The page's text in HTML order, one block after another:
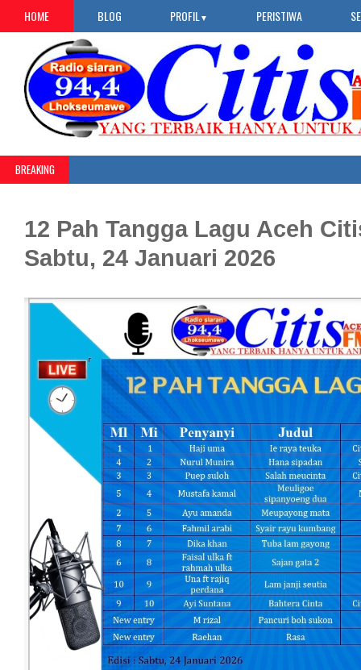
HOME BLOG PROFIL ▼ PERISTIWA
BREAKING
12 Pah Tangga Lagu Aceh
Sabtu, 24 Januari 2026